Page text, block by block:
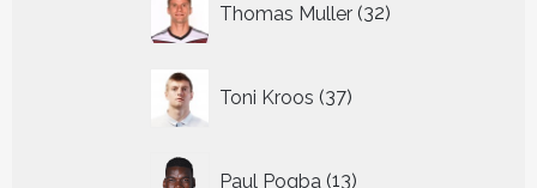
Thomas Muller 32
producten
Toni Kroos 37
producten
Paul Pogba 13